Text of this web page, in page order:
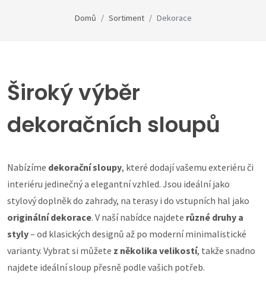
Domů Sortiment Dekorace
Široký výběr
dekoračních sloupů
Nabízíme dekorační sloupy, které dodají vašemu exteriéru či
interiéru jedinečný a elegantní vzhled. Jsou ideální jako
stylový doplněk do zahrady, na terasy i do vstupních hal jako
originální dekorace. V naší nabídce najdete různé druhy a
styly– od klasických designů až po moderní minimalistické
varianty. Vybrat si můžete z několika velikostí, takže snadno
najdete ideální sloup přesně podle vašich potřeb.